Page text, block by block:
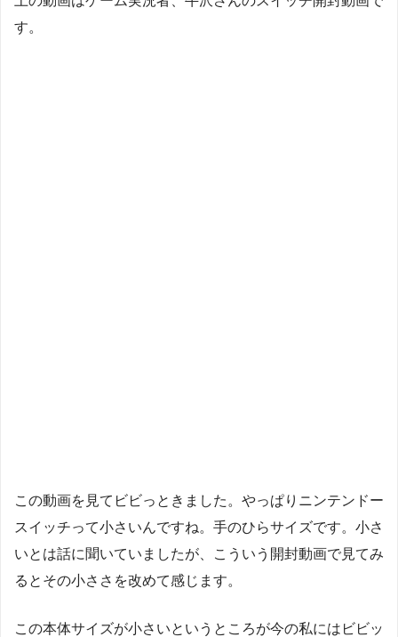
す。
この動画を見てビビっときました。やっぱりニンテンドー
スイッチって小さいんですね。手のひらサイズです。小さ
いとは話に聞いていましたが、こういう開封動画で見てみ
るとその小ささを改めて感じます。
この本体サイズが小さいというところが今の私にはビビッ